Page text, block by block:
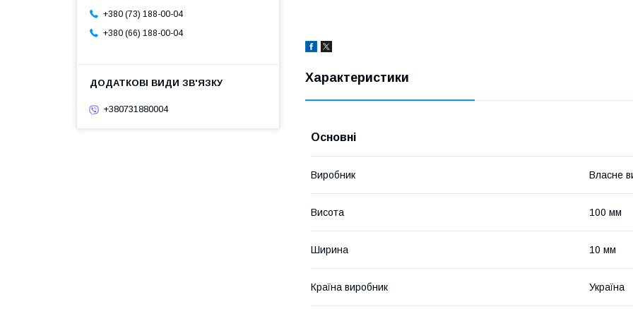
Характеристики
Основні
Виробник Власне
Висота 100 мм
Ширина 10 мм
Країна виробник Україна
+380 (73) 188-00-04
+380 (66) 188-00-04
+380731880004